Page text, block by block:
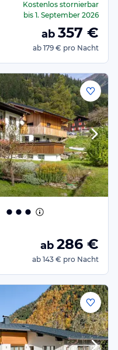
Kostenlos stornierbar
bis 1. September 2026
ab 357 €
ab 179 € pro Nacht
ab 286 €
ab 143 € pro Nacht